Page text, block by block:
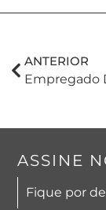
ANTERIOR
ASSINE
Fique por